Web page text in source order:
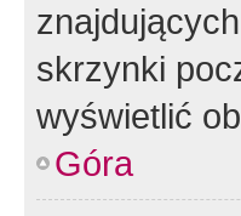
skrzynki
wyświetlić
Góra